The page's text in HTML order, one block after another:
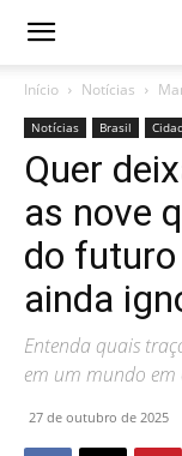
Início Notícias
Notícias Brasil
Quer
as nove
do
ainda
Entenda quais
em um mundo
27 de outubro de 2025